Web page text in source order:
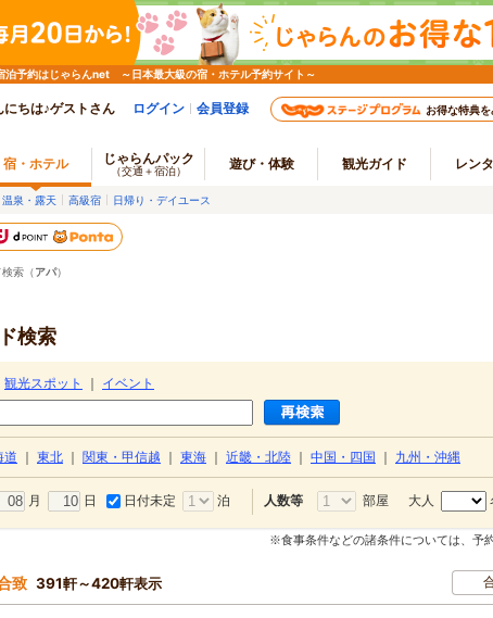
泊予約はじゃらんnet ～日本最大級の宿・ホテル予約サイト～
にちは♪ゲストさん ログイン 会員登録 お得な特典を
宿・ホテル じゃらんパック
（交通＋宿泊） 遊び・体験 観光ガイド レン
温泉・露天 高級宿 日帰り・デイユース
索（アパ）
検索
観光スポット
イベント
道 東北 関東・甲信越 東海 近畿・北陸 中国・四国 九州・沖縄
月 日 日付未定 泊 人数等 部屋 大人
※食事条件などの諸条件については、予
致 391軒～420軒表示